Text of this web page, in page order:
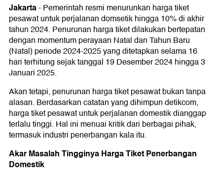
Jakarta-Pemerintah resmi menurunkan harga tiket
pesawat untuk perjalanan domsetik hingga 10% di akhir
tahun 2024. Penurunan harga tiket dilakukan bertepatan
dengan momentum perayaan Natal dan Tahun Baru
(Natal) periode 2024-2025 yang ditetapkan selama 16
hari terhitung sejak tanggal 19 Desember 2024 hingga 3
Januari 2025.
Akan tetapi, penurunan harga tiket pesawat bukan tanpa
alasan. Berdasarkan catatan yang dihimpun detikcom,
harga tiket pesawat untuk perjalanan domestik dianggap
terlalu tinggi. Hal ini menuai kritik dari berbagai pihak,
termasuk industri penerbangan kala itu.
Akar Masalah Tingginya Harga Tiket Penerbangan
Domestik